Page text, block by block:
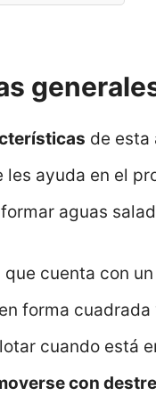
de esta
ayuda en el
aguas
cuenta con
forma
cuando está
con